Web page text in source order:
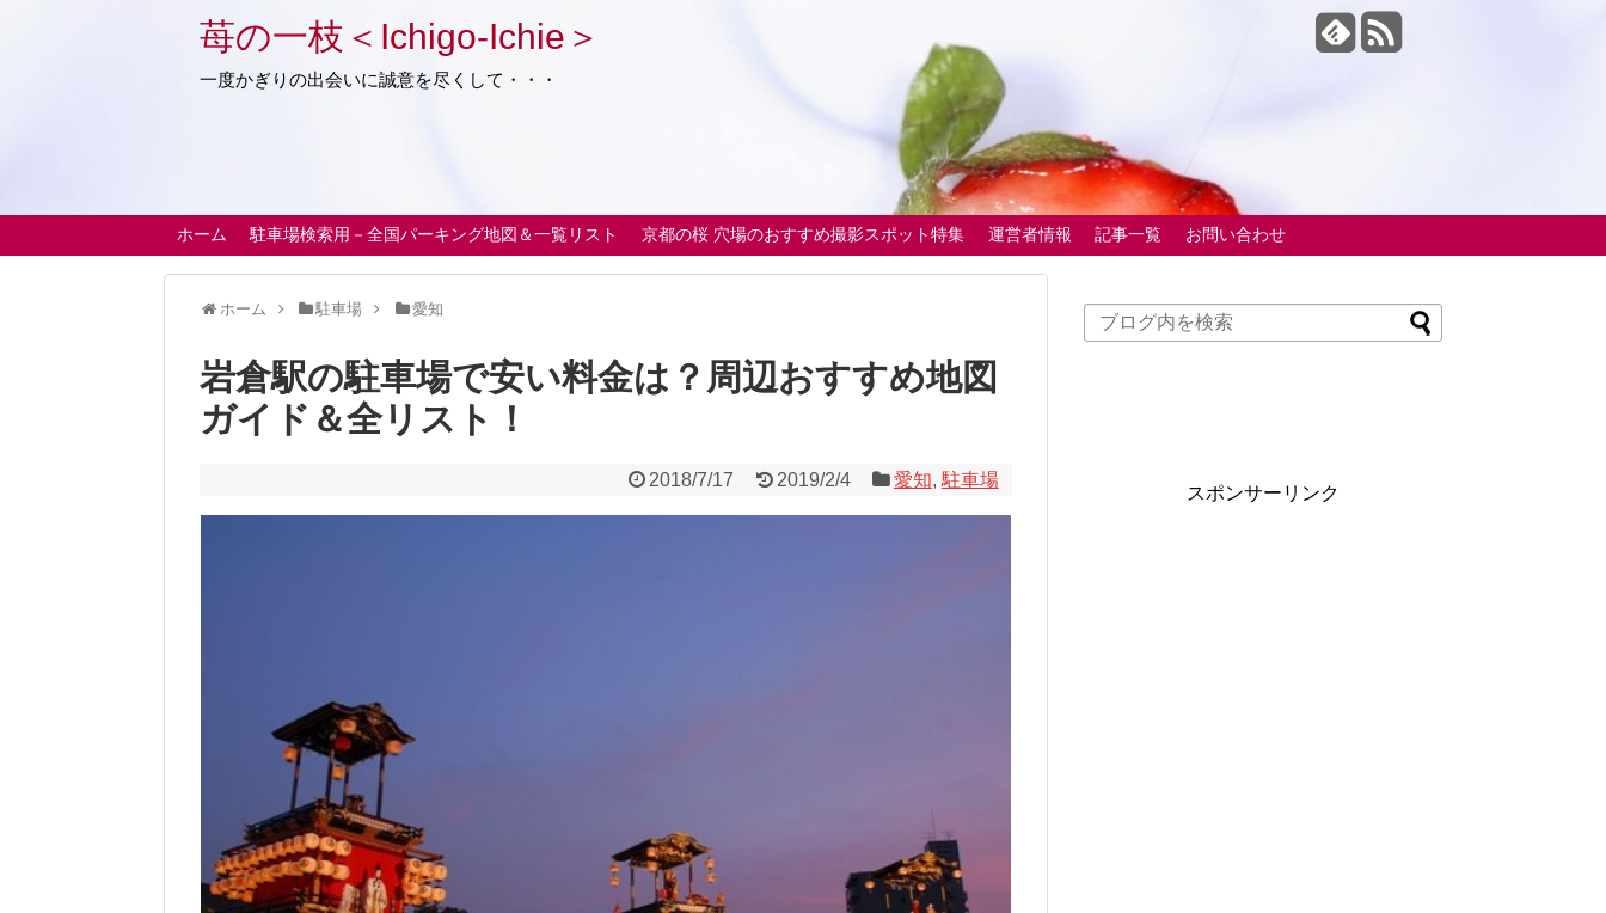
苺の一枝＜Ichigo-Ichie＞
一度かぎりの出会いに誠意を尽くして・・・
ホーム 駐車場検索用－全国パーキング地図＆一覧リスト 京都の桜 穴場のおすすめ撮影スポット特集 運営者情報 記事一覧 お問い合わせ
ホーム 駐車場 愛知
岩倉駅の駐車場で安い料金は？周辺おすすめ地図
ガイド＆全リスト！
2018/7/17 2019/2/4 愛知, 駐車場
スポンサーリンク